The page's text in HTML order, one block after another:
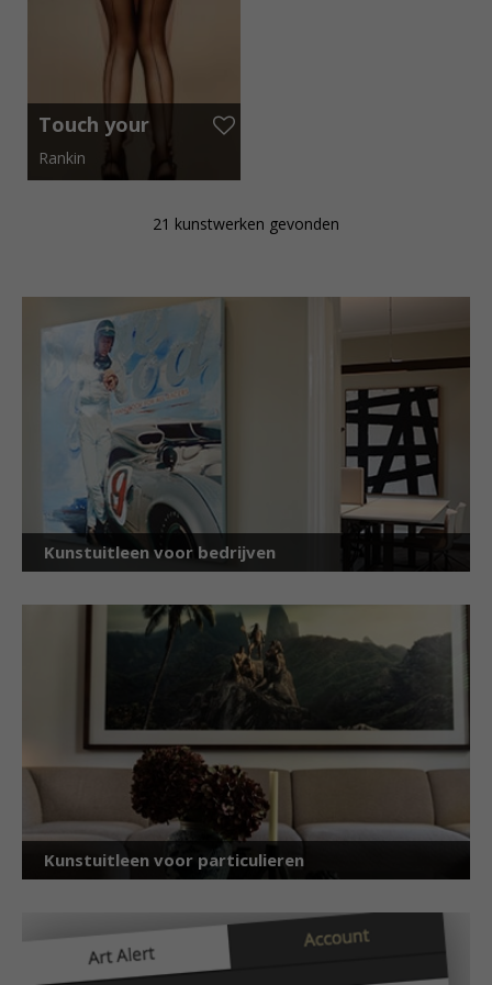
Touch your
Toes
Rankin
21 kunstwerken gevonden
Kunstuitleen voor bedrijven
Kunstuitleen voor particulieren